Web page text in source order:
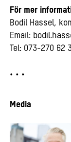
För mer
Bodil Hassel,
Email:
Tel: 073-270 62
• • •
Media